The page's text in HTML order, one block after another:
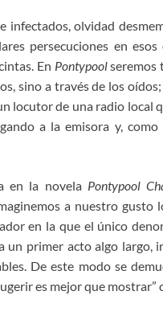
infectados, olvidad
persecuciones en
En Pontypoolseremos
sino a través de los
locutor de una radio local
a la emisora y,
en la novela Pontypool
a nuestro gusto
en la que el único
un primer acto algo largo,
De este modo se
es mejor que